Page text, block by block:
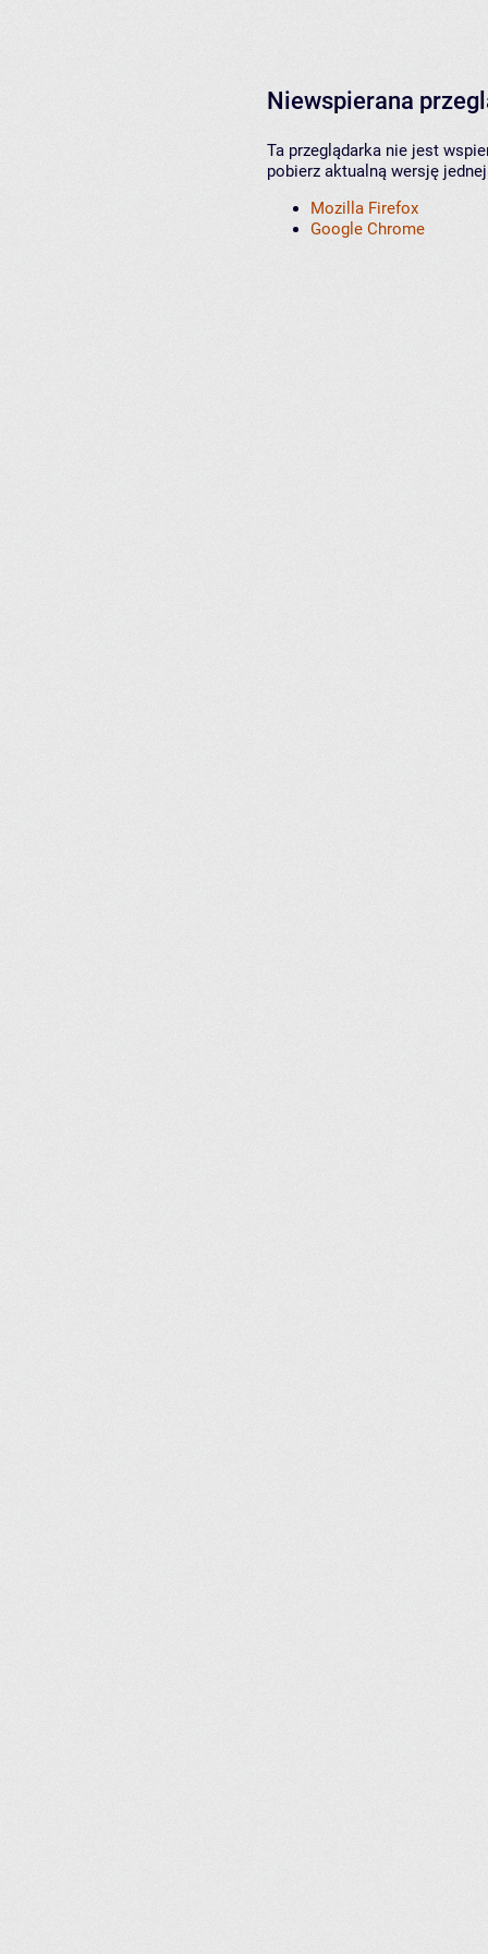
Niewspierana
Ta przeglądarka nie jest
pobierz aktualną wersję
Mozilla Firefox
Google Chrome